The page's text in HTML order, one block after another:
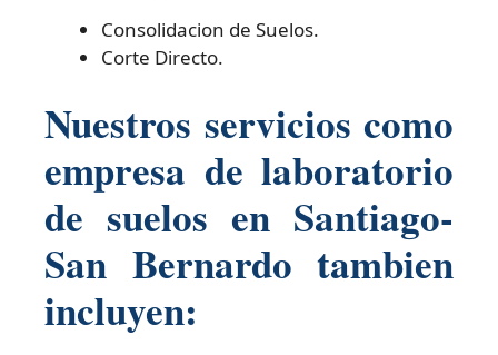
Consolidacion de Suelos.
Corte Directo.
Nuestros servicios como
empresa de laboratorio
de suelos en Santiago-
San Bernardo tambien
incluyen: